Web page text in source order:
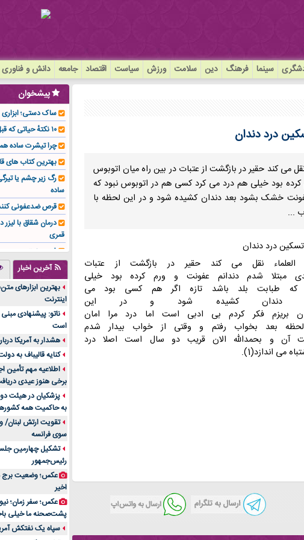
سینما فرهنگ دین سلامت ورزش سیاست اقتصاد جامعه دانش و فناوری
درد دندان
کند حقیر در بازگشت از عتبات در بین راه میان اتوبوس
کرده بود خیلی هم درد می کرد کسی هم در اتوبوس نبود که
خشک بشود بعد دندان کشیده شود و در این لحظه با
ب ...
العلماء نقل می کند حقیر در بازگشت از
عتبات
مبتلا شدم دندانم عفونت و ورم کرده بود خیلی
که طبابت بلد باشد تازه اگر هم کسی بود
می
دندان کشیده شود و در
این
بریزم فکر کردم بی ادبی است اما درد مرا
امان
لحظه بعد بخواب رفتم و وقتی از خواب بیدار شدم
آن و بحمدالله الان قریب دو سال است اصلا درد
می اندازد(1).
پیشخوان
ساک دستی؛ ابزاری
۱۰ نکتهٔ حیاتی که قبل از کاشت ایمپلنت باید بدانید!
چرا تیشرت ساده
بهترین کتاب های
رگ زیر چشم یا
ساده
قرص ضدعفونی
درمان شقاق با لیزر
قمری
فوم صنعتی چیست و
تولیدکننده تهیه کرد؟
جنس هر کدام از
متریال برای شما
تولید لیوان
بازار ایران
درد زانو بعد از
انتخاب باشد
آینده موسیقی
بهترین راه
است؟
مقایسه قالب
خرید سمعک
تصمیم‌گیری
خرید و فروش
ایرانیان
اهمیت انتخاب
پرونده‌های حساس و
۷ تاثیرات کامپیوتر در حوزه علوم زندگی و کاربردی
لیفتراک صفر؛
آخرین اخبار
بهترین ابزارهای
اینترنت
ناتو: پیشنهادی
است
هشدار به آمریکا
کنایه قالیباف به
اطلاعیه مهم تأمین
برخی هنوز عیدی
پزشکیان در هیئت
به حاکمیت همه
تقویت ارتش لبنان/
سوی فرانسه
تشکیل چهارمین
رئیس‌جمهور
عکس؛ وضعیت برج
اخیر
پشت‌صحنه ما خیلی
سپاه یک نفتکش